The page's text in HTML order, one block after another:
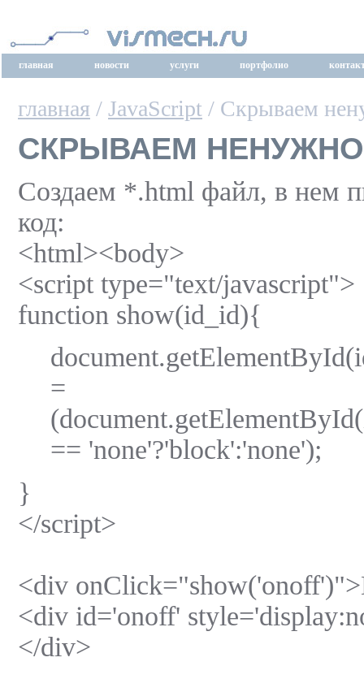
главная новости услуги портфолио
главная / JavaScript / Скрываем
СКРЫВАЕМ
Создаем *.html файл, в нем
код:
<html><body>
<script type="text/javascript">
function show(id_id){
=
== 'none'?'block':'none');
}
</script>
<div
<div id='onoff'
</div>